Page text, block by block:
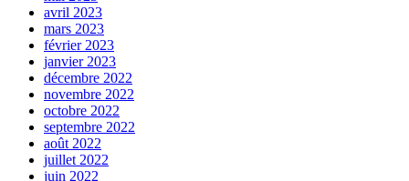
avril 2023
mars 2023
février 2023
janvier 2023
décembre 2022
novembre 2022
octobre 2022
septembre 2022
août 2022
juillet 2022
juin 2022